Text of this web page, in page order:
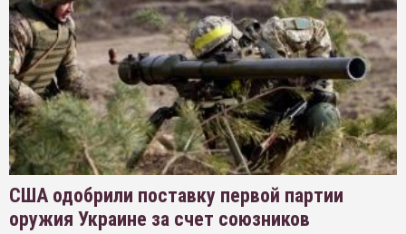
США одобрили поставку первой партии
оружия Украине за счет союзников